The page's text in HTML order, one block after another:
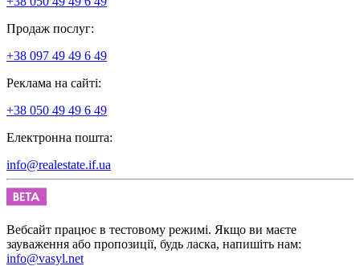
Продаж послуг:
+38 097 49 49 6 49
Реклама на сайті:
+38 050 49 49 6 49
Електронна пошта:
info@realestate.if.ua
Вебсайт працює в тестовому режимі. Якщо ви маєте
зауваження або пропозиції, будь ласка, напишіть нам:
info@vasyl.net